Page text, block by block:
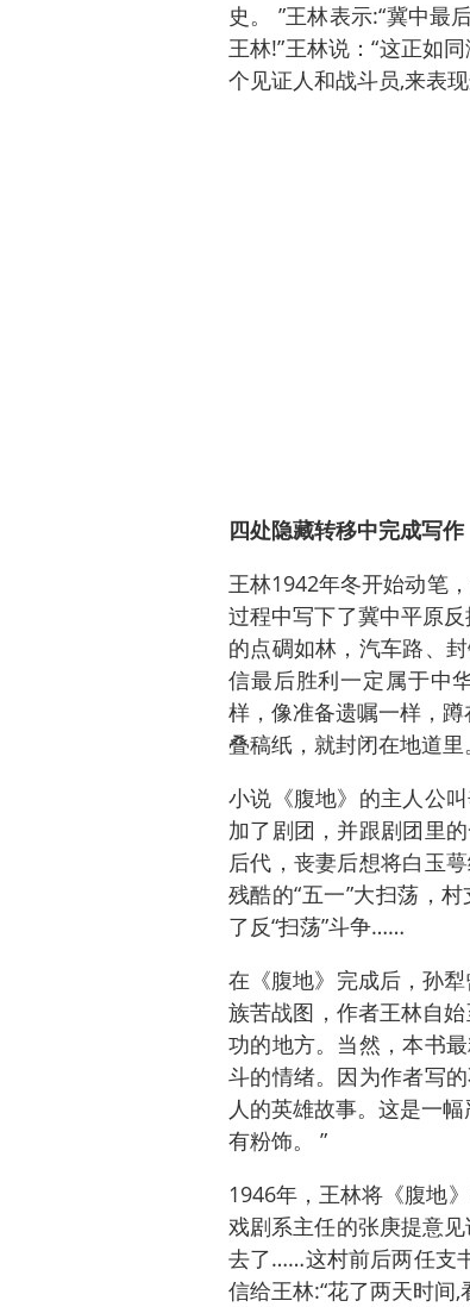
史。 ”王林表示:“冀中最
王林!”王林说：“这正如
个见证人和战斗员,来表
四处隐藏转移中完成写作
王林1942年冬开始动笔
过程中写下了冀中平原
的点碉如林，汽车路、
信最后胜利一定属于中
样，像准备遗嘱一样，
叠稿纸，就封闭在地道里
小说《腹地》的主人公
加了剧团，并跟剧团里
后代，丧妻后想将白玉
残酷的“五一”大扫荡，
了反“扫荡”斗争……
在《腹地》完成后，孙
族苦战图，作者王林自
功的地方。当然，本书
斗的情绪。因为作者写
人的英雄故事。这是一
有粉饰。 ”
1946年，王林将《腹地
戏剧系主任的张庚提意
去了……这村前后两任支
信给王林:“花了两天时间